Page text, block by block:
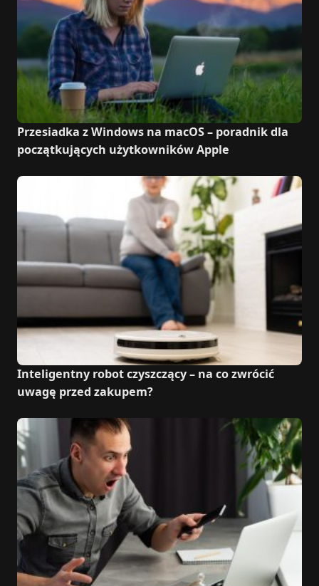
Przesiadka z Windows na macOS – poradnik dla
początkujących użytkowników Apple
Inteligentny robot czyszczący – na co zwrócić
uwagę przed zakupem?